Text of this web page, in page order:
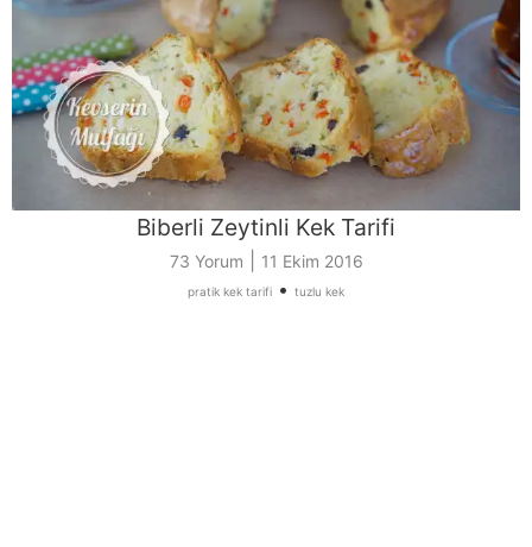
Biberli Zeytinli Kek Tarifi
73 Yorum 11 Ekim 2016
pratik kek tarifi • tuzlu kek